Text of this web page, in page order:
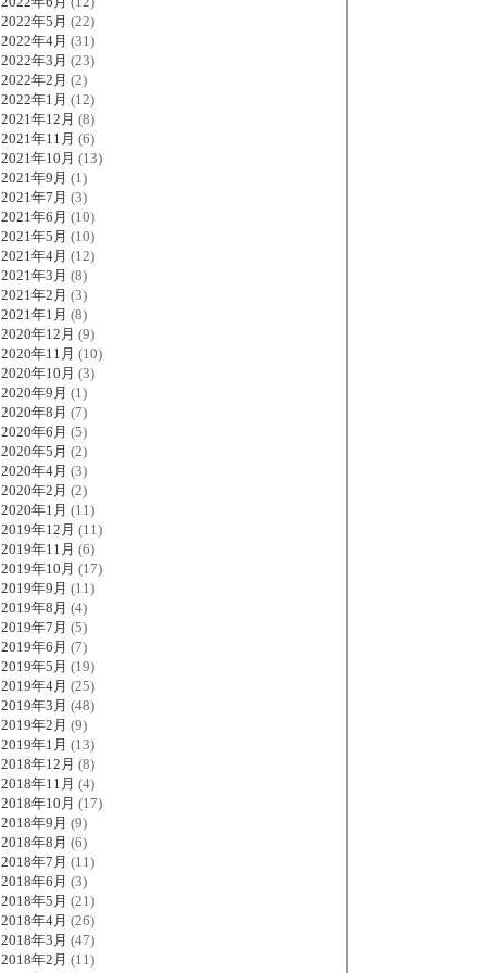
2022年5月 (22)
2022年4月 (31)
2022年3月 (23)
2022年2月 (2)
2022年1月 (12)
2021年12月 (8)
2021年11月 (6)
2021年10月 (13)
2021年9月 (1)
2021年7月 (3)
2021年6月 (10)
2021年5月 (10)
2021年4月 (12)
2021年3月 (8)
2021年2月 (3)
2021年1月 (8)
2020年12月 (9)
2020年11月 (10)
2020年10月 (3)
2020年9月 (1)
2020年8月 (7)
2020年6月 (5)
2020年5月 (2)
2020年4月 (3)
2020年2月 (2)
2020年1月 (11)
2019年12月 (11)
2019年11月 (6)
2019年10月 (17)
2019年9月 (11)
2019年8月 (4)
2019年7月 (5)
2019年6月 (7)
2019年5月 (19)
2019年4月 (25)
2019年3月 (48)
2019年2月 (9)
2019年1月 (13)
2018年12月 (8)
2018年11月 (4)
2018年10月 (17)
2018年9月 (9)
2018年8月 (6)
2018年7月 (11)
2018年6月 (3)
2018年5月 (21)
2018年4月 (26)
2018年3月 (47)
2018年2月 (11)